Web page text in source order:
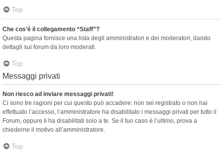
Top
Che cos’è il collegamento “Staff”?
Questa pagina fornisce una lista degli amministratori e dei moderatori, dando
dettagli sui forum da loro moderati.
Top
Messaggi privati
Non riesco ad inviare messaggi privati!
Ci sono tre ragioni per cui questo può accadere: non sei registrato o non hai
effettuato l’accesso, l’amministratore ha disabilitato i messaggi privati per tutto il
Forum, oppure li ha disabilitati solo a te. Se il tuo caso è l’ultimo, prova a
chiederne il motivo all’amministratore.
Top